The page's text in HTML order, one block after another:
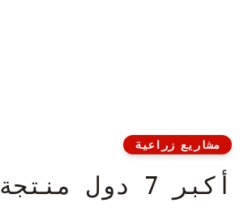
مشاريع زراعية
أكبر 7 دول منتجة